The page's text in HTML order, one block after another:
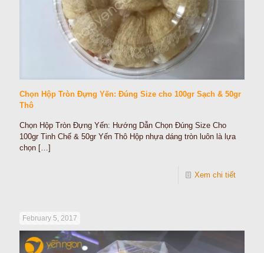
Chọn Hộp Tròn Đựng Yến: Đúng Size cho 100gr Sạch & 50gr
Thô
Chọn Hộp Tròn Đựng Yến: Hướng Dẫn Chọn Đúng Size Cho
100gr Tinh Chế & 50gr Yến Thô Hộp nhựa dáng tròn luôn là lựa
chọn […]
Xem chi tiết
February 5, 2017